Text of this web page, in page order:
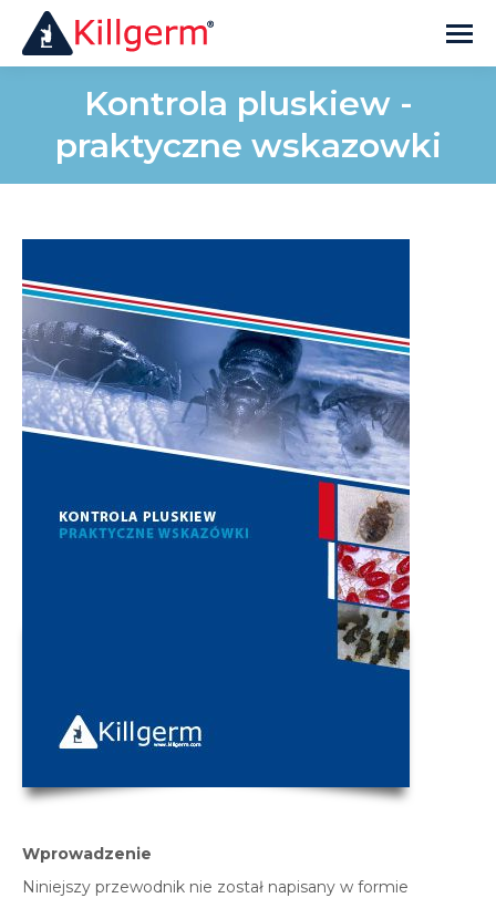
Kontrola pluskiew -
praktyczne wskazowki
Wprowadzenie
Niniejszy przewodnik nie został napisany w formie